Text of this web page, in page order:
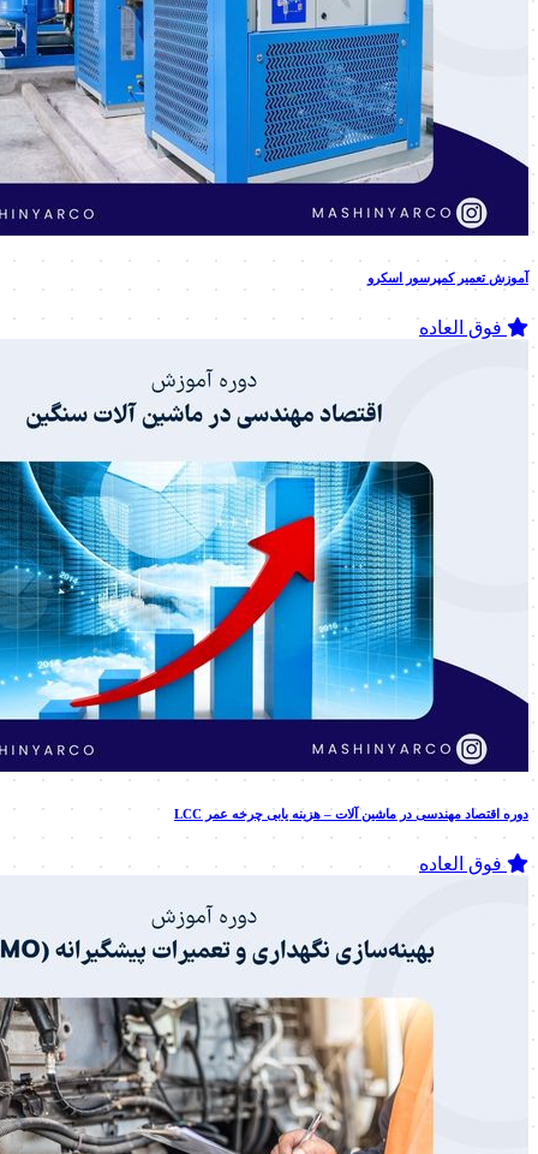
آموزش تعمیر کمپرسور اسکرو
فوق العاده
دوره اقتصاد مهندسی در ماشین آلات – هزینه یابی چرخه عمر LCC
فوق العاده